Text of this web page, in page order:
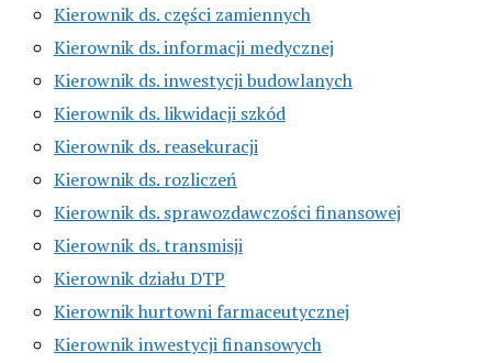
Kierownik ds. części zamiennych
Kierownik ds. informacji medycznej
Kierownik ds. inwestycji budowlanych
Kierownik ds. likwidacji szkód
Kierownik ds. reasekuracji
Kierownik ds. rozliczeń
Kierownik ds. sprawozdawczości finansowej
Kierownik ds. transmisji
Kierownik działu DTP
Kierownik hurtowni farmaceutycznej
Kierownik inwestycji finansowych